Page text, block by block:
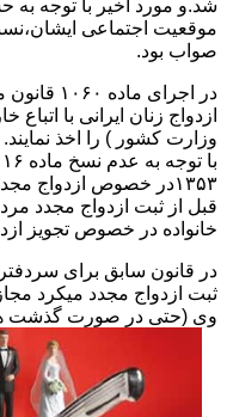
شد.و مورد اخیر با توجه
موقعیت اجتماعی
صواب بود.
در اجرای
ازدواج زنان ایرانی با
وزارت کشور ) را اخذ نمایند.
۱۳۵۳در خصوص ازدواج
قبل از ثبت ازدواج مجدد
خانواده در خصوص تجویز
در قانون سابق برای
ثبت ازدواج مجدد میکرد
وی (حتی در صورت گذشت